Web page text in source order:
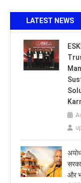
LATEST NEWS
और